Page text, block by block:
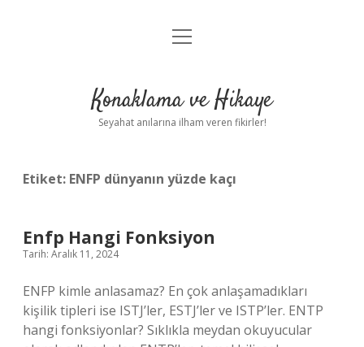
Anasayfa
Yasal Uyarı
menüyü
Konaklama ve Hikaye
Seyahat anılarına ilham veren fikirler!
Etiket: ENFP dünyanın yüzde kaçı
Enfp Hangi Fonksiyon
Tarih: Aralık 11, 2024
ENFP kimle anlasamaz? En çok anlaşamadıkları
kişilik tipleri ise ISTJ’ler, ESTJ’ler ve ISTP’ler. ENTP
hangi fonksiyonlar? Sıklıkla meydan okuyucular